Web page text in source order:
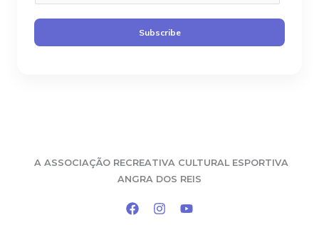
a
i
Subscribe
A ASSOCIAÇÃO RECREATIVA CULTURAL ESPORTIVA
ANGRA DOS REIS